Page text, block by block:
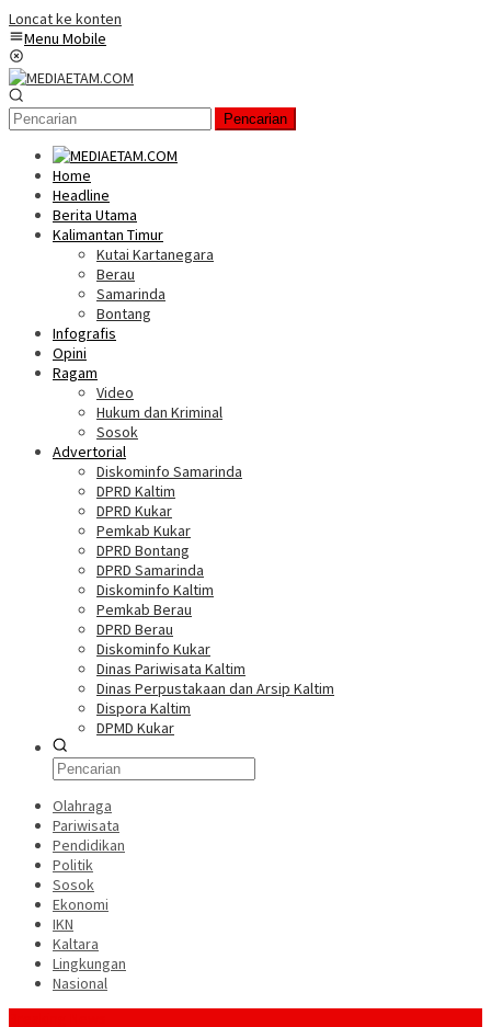
Loncat ke konten
Menu Mobile
Pencarian
Home
Headline
Berita Utama
Kalimantan Timur
Kutai Kartanegara
Berau
Samarinda
Bontang
Infografis
Opini
Ragam
Video
Hukum dan Kriminal
Sosok
Advertorial
Diskominfo Samarinda
DPRD Kaltim
DPRD Kukar
Pemkab Kukar
DPRD Bontang
DPRD Samarinda
Diskominfo Kaltim
Pemkab Berau
DPRD Berau
Diskominfo Kukar
Dinas Pariwisata Kaltim
Dinas Perpustakaan dan Arsip Kaltim
Dispora Kaltim
DPMD Kukar
Olahraga
Pariwisata
Pendidikan
Politik
Sosok
Ekonomi
IKN
Kaltara
Lingkungan
Nasional